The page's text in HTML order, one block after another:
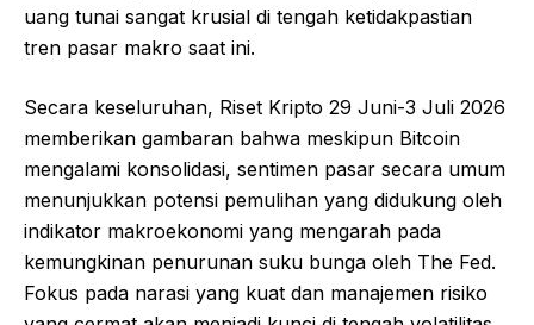
uang tunai sangat krusial di tengah ketidakpastian
tren pasar makro saat ini.
Secara keseluruhan, Riset Kripto 29 Juni-3 Juli 2026
memberikan gambaran bahwa meskipun Bitcoin
mengalami konsolidasi, sentimen pasar secara umum
menunjukkan potensi pemulihan yang didukung oleh
indikator makroekonomi yang mengarah pada
kemungkinan penurunan suku bunga oleh The Fed.
Fokus pada narasi yang kuat dan manajemen risiko